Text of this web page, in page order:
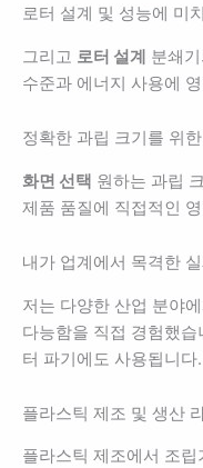
로터 설계 및 성능에 미
그리고 로터 설계 분쇄
수준과 에너지 사용에
정확한 과립 크기를 위
화면 선택 원하는 과립
제품 품질에 직접적인
내가 업계에서 목격한
저는 다양한 산업 분야
다능함을 직접 경험했
터 파기에도 사용됩니다.
플라스틱 제조 및 생산
플라스틱 제조에서 조